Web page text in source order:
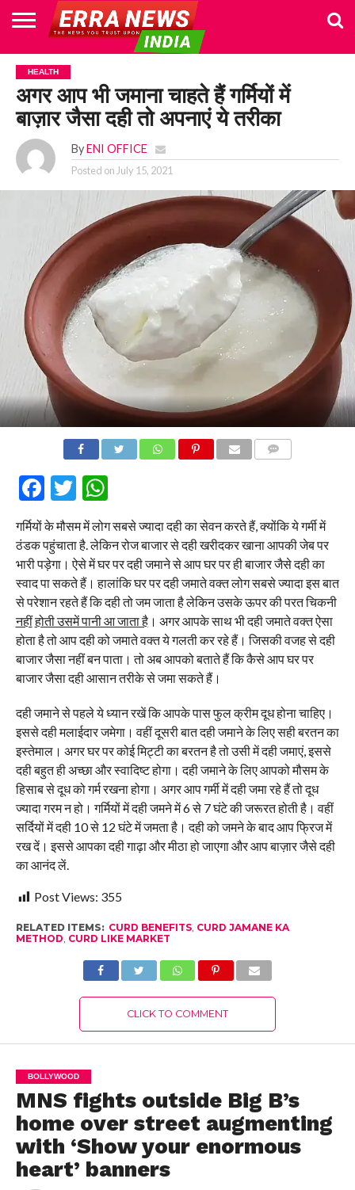
HOME
POLITICS
NEWS
BUSINESS
CULTURE
NATIONAL
SPORTS
LIFESTYLE
TRAVEL
OPINION
BREAKING
NEWS
ENTERTAINMENT
WORLD
CRIME
JOIN
US
HEALTH
अगर आप भी जमाना चाहते हैं गर्मियों में
बाज़ार जैसा दही तो अपनाएं ये तरीका
By ENI OFFICE
Posted on July 15, 2021
Facebook
Twitter
WhatsApp
गर्मियों के मौसम में लोग सबसे ज्यादा दही का सेवन करते हैं, क्योंकि ये गर्मी में
ठंडक पहुंचाता है. लेकिन रोज बाजार से दही खरीदकर खाना आपकी जेब पर
भारी पड़ेगा। ऐसे में घर पर दही जमाने से आप घर पर ही बाजार जैसे दही का
स्वाद पा सकते हैं। हालांकि घर पर दही जमाते वक्त लोग सबसे ज्यादा इस बात
से परेशान रहते हैं कि दही तो जम जाता है लेकिन उसके ऊपर की परत चिकनी
नहींहोती उसमें पानी आ जाता है। अगर आपके साथ भी दही जमाते वक्त ऐसा
होता है तो आप दही को जमाते वक्त ये गलती कर रहे हैं। जिसकी वजह से दही
बाजार जैसा नहीं बन पाता। तो अब आपको बताते हैं कि कैसे आप घर पर
बाजार जैसा दही आसान तरीके से जमा सकते हैं।
दही जमाने से पहले ये ध्यान रखें कि आपके पास फुल क्रीम दूध होना चाहिए।
इससे दही मलाईदार जमेगा। वहीं दूसरी बात दही जमाने के लिए सही बरतन का
इस्तेमाल। अगर घर पर कोई मिट्टी का बरतन है तो उसी में दही जमाएं, इससे
दही बहुत ही अच्छा और स्वादिष्ट होगा। दही जमाने के लिए आपको मौसम के
हिसाब से दूध को गर्म रखना होगा। अगर आप गर्मी में दही जमा रहे हैं तो दूध
ज्यादा गरम न हो। गर्मियों में दही जमने में 6 से 7 घंटे की जरूरत होती है। वहीं
सर्दियों में दही 10 से 12 घंटे में जमता है। दही को जमने के बाद आप फ्रिज में
रख दें। इससे आपका दही गाढ़ा और मीठा हो जाएगा और आप बाज़ार जैसे दही
का आनंद लें.
Post Views: 355
RELATED ITEMS: CURD BENEFITS, CURD JAMANE KA
METHOD CURD LIKE MARKET
CLICK TO COMMENT
BOLLYWOOD
MNS fights outside Big B’s
home over street augmenting
with ‘Show your enormous
heart’ banners